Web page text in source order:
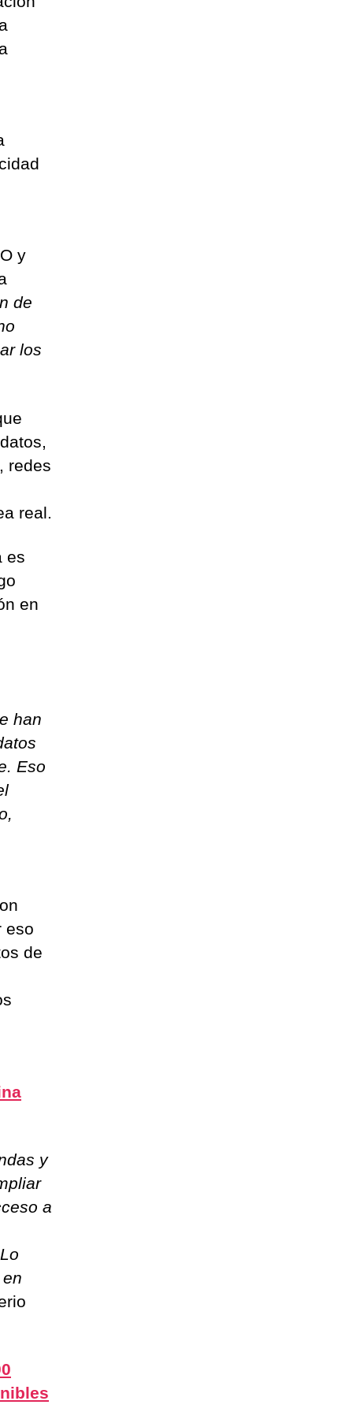
y
de
los
redes
real.
es
en
han
Eso
eso
de
y
a